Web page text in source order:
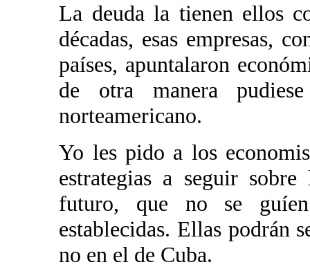
La deuda la tienen ellos
décadas, esas empresas,
países, apuntalaron
de otra manera
norteamericano.
Yo les pido a los
estrategias a seguir
futuro, que no se
establecidas. Ellas podrán
no en el de Cuba.